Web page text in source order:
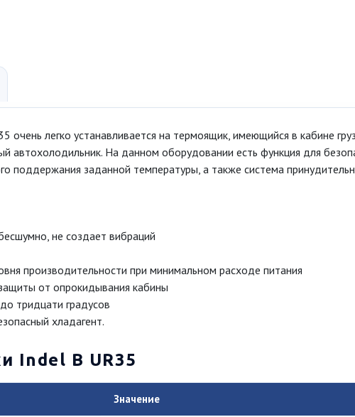
очень легко устанавливается на термоящик, имеющийся в кабине
автохолодильник. На данном оборудовании есть функция для
поддержания заданной температуры, а также система
не создает вибраций
производительности при минимальном расходе питания
от опрокидывания кабины
тридцати градусов
хладагент.
Indel B UR35
Значение